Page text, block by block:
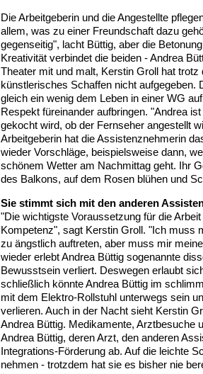
Die Arbeitgeberin und die Angestellte
allem, was zu einer Freundschaft dazu
gegenseitig", lacht Büttig, aber die
Kreativität verbindet die beiden - Andrea
Theater mit und malt, Kerstin Groll hat
künstlerisches Schaffen nicht aufgegeben.
gleich ein wenig dem Leben in einer WG
Respekt füreinander aufbringen. "Andrea
gekocht wird, ob der Fernseher angestellt
Arbeitgeberin hat die Assistenznehmerin
wieder Vorschläge, beispielsweise dann,
schönem Wetter am Nachmittag geht. Ihr
des Balkons, auf dem Rosen blühen und
Sie stimmt sich mit den anderen
"Die wichtigste Voraussetzung für die
Kompetenz", sagt Kerstin Groll. "Ich muss
zu ängstlich auftreten, aber muss mir
wieder erlebt Andrea Büttig sogenannte
Bewusstsein verliert. Deswegen erlaubt
schließlich könnte Andrea Büttig im
mit dem Elektro-Rollstuhl unterwegs sein
verlieren. Auch in der Nacht sieht Kerstin
Andrea Büttig. Medikamente, Arztbesuche
Andrea Büttig, deren Arzt, den anderen
Integrations-Förderung ab. Auf die leichte
nehmen - trotzdem hat sie es bisher nie